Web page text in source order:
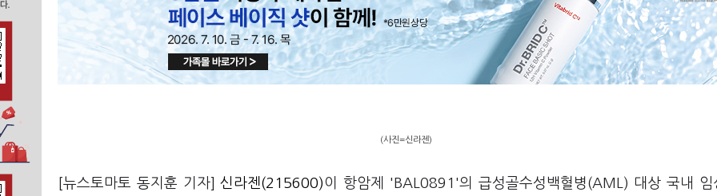
(사진=신라젠)
[뉴스토마토 동지훈 기자]신라젠(215600)이 항암제 'BAL0891'의 급성골수성백혈병(AML) 대상 국내 임